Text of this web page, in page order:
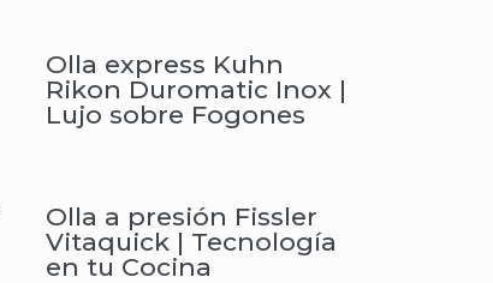
Olla express Kuhn
Rikon Duromatic Inox |
Lujo sobre Fogones
Olla a presión Fissler
Vitaquick | Tecnología
en tu Cocina